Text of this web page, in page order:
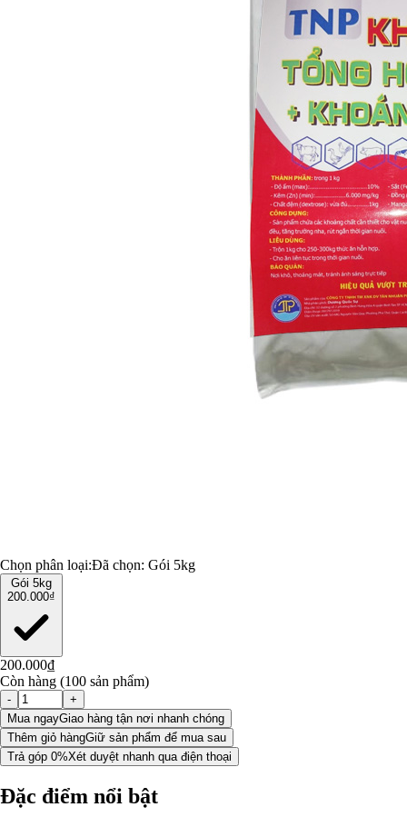
Chọn phân loại:Đã chọn: Gói 5kg
Gói 5kg
200.000₫
200.000₫
Còn hàng (100 sản phẩm)
-
+
Mua ngayGiao hàng tận nơi nhanh chóng
Thêm giỏ hàngGiữ sản phẩm để mua sau
Trả góp 0%Xét duyệt nhanh qua điện thoại
Đặc điểm nổi bật